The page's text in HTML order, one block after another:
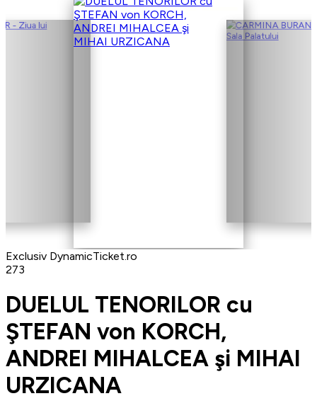
Exclusiv DynamicTicket.ro
273
DUELUL TENORILOR cu
ŞTEFAN von KORCH,
ANDREI MIHALCEA şi MIHAI
URZICANA